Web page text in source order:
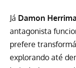
Já Damon
antagonista
prefere
explorando até